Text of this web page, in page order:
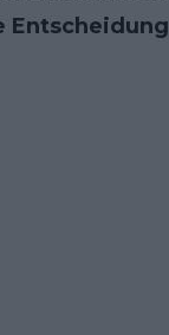
Entscheidung